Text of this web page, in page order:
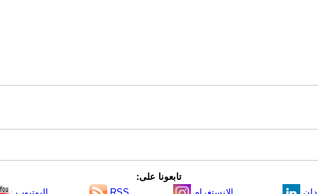
تابعونا على: